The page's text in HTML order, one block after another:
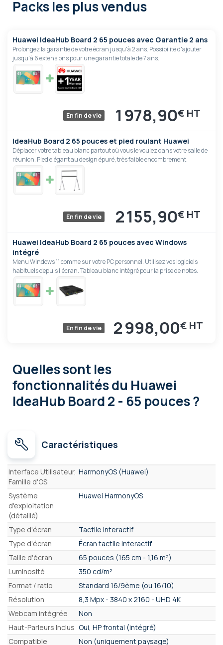
Packs les plus vendus
Huawei IdeaHub Board 2 65 pouces avec Garantie 2 ans
Prolongez la garantie de votre écran jusqu'à 2 ans. Possibilité d'ajouter
jusqu'à 6 extensions pour une garantie totale de 7 ans.
En fin de vie 1 978,90€
IdeaHub Board 2 65 pouces et pied roulant Huawei
Déplacer votre tableau blanc partout où vous le voulez dans votre salle de
réunion. Pied élégant au design épuré, très faible encombrement.
En fin de vie 2 155,90€
Huawei IdeaHub Board 2 65 pouces avec Windows
intégré
Menu Windows 11 comme sur votre PC personnel. Utilisez vos logiciels
habituels depuis l'écran. Tableau blanc intégré pour la prise de notes.
En fin de vie 2 998,00€
Quelles sont les
fonctionnalitésdu Huawei
IdeaHub Board 2 - 65 pouces ?
Caractéristiques
Caractéristiques
Interface Utilisateur,
Famille d'OS
HarmonyOS (Huawei)
Système
d'exploitation
(détaillé)
Huawei HarmonyOS
Type d'écran
Tactile interactif
Type d'écran
Écran tactile interactif
Taille d'écran
65 pouces (165 cm - 1,16 m²)
Luminosité
350 cd/m²
Format / ratio
Standard 16/9ème (ou 16/10)
Résolution
8,3 Mpx - 3840 x 2160 - UHD 4K
Webcam intégrée
Non
Haut-Parleurs Inclus Oui, HP frontal (intégré)
Compatible
Non (uniquement paysage)